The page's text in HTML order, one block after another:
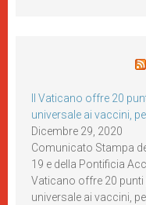
Il Vaticano offre 20
universale ai vaccini,
Dicembre 29, 2020
Comunicato Stampa
19 e della Pontificia
Vaticano offre 20
universale ai vaccini,